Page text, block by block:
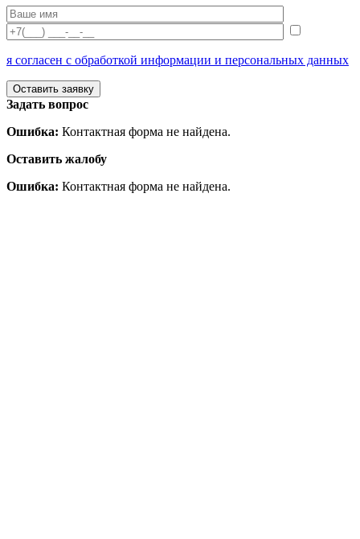
я согласен с обработкой информации и персональных данных
Задать вопрос
Ошибка: Контактная форма не найдена.
Оставить жалобу
Ошибка: Контактная форма не найдена.